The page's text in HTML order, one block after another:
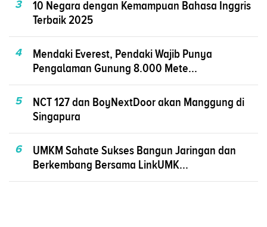
3
10 Negara dengan Kemampuan Bahasa Inggris
Terbaik 2025
4
Mendaki Everest, Pendaki Wajib Punya
Pengalaman Gunung 8.000 Mete...
5
NCT 127 dan BoyNextDoor akan Manggung di
Singapura
6
UMKM Sahate Sukses Bangun Jaringan dan
Berkembang Bersama LinkUMK...